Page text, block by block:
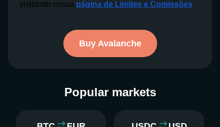
visitando nossa página de Limites e Comissões.
Buy Avalanche
Popular markets